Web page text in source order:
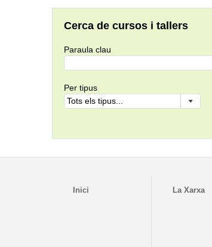
Cerca de cursos i tallers
Paraula clau
Per tipus
Inici La Xarxa